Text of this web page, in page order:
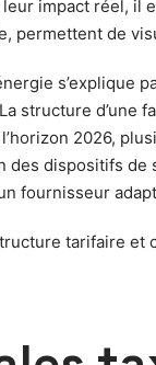
impact réel, il
permettent de
structure d’une
2026,
des dispositifs
fournisseur
tarifaire